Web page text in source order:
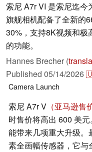
索尼 A7r VI 是索尼迄
旗舰相机配备了全新的
30%，支持8K视频和极
的功能。
Hannes Brecher (
Published 05/14/2026
Camera Launch
索尼 A7r V （亚马逊售
时售价将高出 600 美
能带来几项重大升级
素全画幅传感器，它